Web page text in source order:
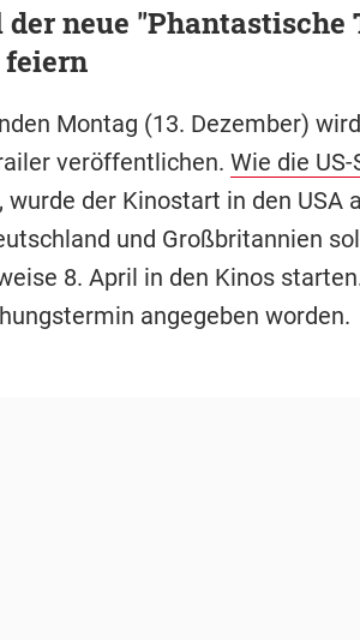
der neue
feiern
Montag (13. Dezember)
veröffentlichen. Wie die
, wurde der Kinostart in den USA
und Großbritannien
8. April in den Kinos
angegeben worden.